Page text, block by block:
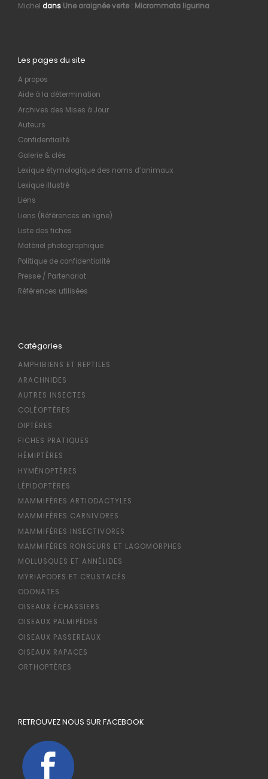
Michel dans Une araignée verte : Micrommata ligurina
Les pages du site
A propos
Aide à la détermination
Archives des Mises à Jour
Auteurs
Confidentialité
Galerie & clés
Lexique étymologique des noms d’animaux
Lexique illustré
Liens
Liens (Références en ligne)
Liste des fiches
Matériel photographique
Politique de confidentialité
Presse / Partenariat
Références utilisées
Catégories
AMPHIBIENS ET REPTILES
ARACHNIDES
AUTRES INSECTES
COLÉOPTÈRES
DIPTÈRES
FICHES PRATIQUES
HÉMIPTÈRES
HYMÉNOPTÈRES
LÉPIDOPTÈRES
MAMMIFÈRES ARTIODACTYLES
MAMMIFÈRES CARNIVORES
MAMMIFÈRES INSECTIVORES
MAMMIFÈRES RONGEURS ET LAGOMORPHES
MOLLUSQUES ET ANNÉLIDES
MYRIAPODES ET CRUSTACÉS
ODONATES
OISEAUX ÉCHASSIERS
OISEAUX PALMIPÈDES
OISEAUX PASSEREAUX
OISEAUX RAPACES
ORTHOPTÈRES
RETROUVEZ NOUS SUR FACEBOOK